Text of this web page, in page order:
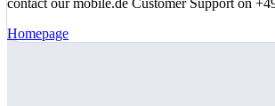
contact our mobile.de Customer Support on
Homepage